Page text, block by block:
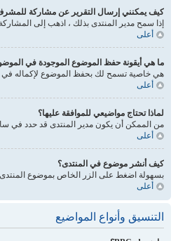
كيف يمكنني إرسال التقرير عن مشاركة
إذا سمح مدير المنتدى بذلك ، اذهب إلى
أعلى
ما هي أيقونة حفظ الموضوع الموجودة في
هي خاصية تسمح لك بحفظ الموضوع لإكماله في
أعلى
لماذا تحتاج مواضيعي للموافقة عليها؟
من الممكن أن يكون مدير المنتدى قد حدد في
أعلى
كيف أنشر موضوع في المنتدى؟
بسهولة اضغط على الزر الخاص بموضوع
أعلى
التنسيق وأنواع المواضيع